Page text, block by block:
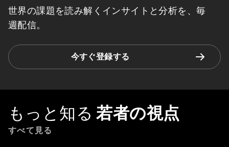
世界の課題を読み解くインサイトと分析を、毎
週配信。
今すぐ登録する
もっと知る 若者の視点
すべて見る